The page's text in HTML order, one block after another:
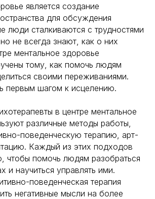
является создание
для обсуждения
люди сталкиваются с трудностями
не всегда знают, как о них
ментальное здоровье
тому, как помочь людям
своими переживаниями.
первым шагом к исцелению.
в центре ментальное
различные методы работы,
поведенческую терапию, арт-
Каждый из этих подходов
чтобы помочь людям разобраться
и научиться управлять ими.
поведенческая терапия
негативные мысли на более